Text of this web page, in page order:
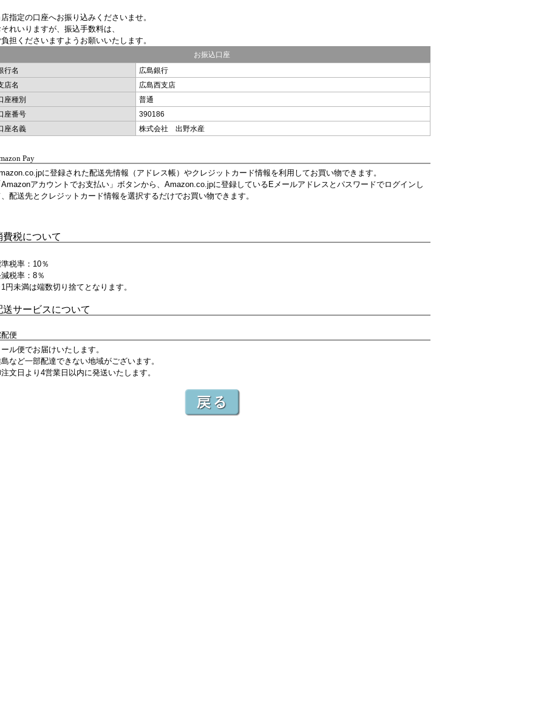
指定の口座へお振り込みくださいませ。
れいりますが、振込手数料は、
担くださいますようお願いいたします。
お振込口座
行名
広島銀行
店名
広島西支店
座種別
普通
座番号
390186
座名義
株式会社 出野水産
Pay
に登録された配送先情報（アドレス帳）やクレジットカード情報を利用してお買い物できます。
アカウントでお支払い」ボタンから、Amazon.co.jpに登録しているEメールアドレスとパスワードでログインし
配送先とクレジットカード情報を選択するだけでお買い物できます。
費税について
税率：10％
税率：8％
円未満は端数切り捨てとなります。
送サービスについて
便
ル便でお届けいたします。
など一部配達できない地域がございます。
文日より4営業日以内に発送いたします。